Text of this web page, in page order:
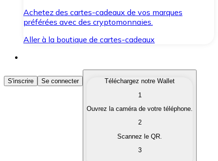
Achetez des cartes-cadeaux de vos marques
préférées avec des cryptomonnaies.
Aller à la boutique de cartes-cadeaux
Acheter des Cryptomonnaies
Achetez les cryptomonnaies qui vous intéressent
Convertissez vos cryptomonnaies en monnaie
S'inscrire Se connecter
Téléchargez notre Wallet
1
Ouvrez la caméra de votre téléphone.
2
Scannez le QR.
3